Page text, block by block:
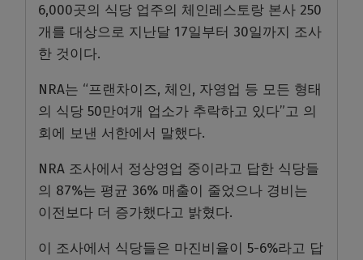
6,000곳의 식당 업주의 체인레스토랑 본사 250
개를 대상으로 지난달 17일부터 30일까지 조사
한 것이다.
NRA는 “프랜차이즈, 체인, 자영업 등 모든 형태
의 식당 50만여개 업소가 추락하고 있다”고 의
회에 보낸 서한에서 말했다.
NRA 조사에서 정상영업 중이라고 답한 식당들
의 87%는 평균 36% 매출이 줄었으나 경비는
이전보다 더 증가했다고 밝혔다.
이 조사에서 식당들은 마진비율이 5-6%라고 답